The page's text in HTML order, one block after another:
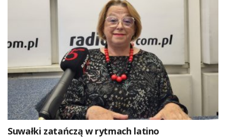
Suwałki zatańczą w rytmach latino